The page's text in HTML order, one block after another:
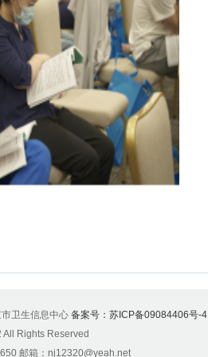
卫生信息中心 备案号：苏ICP备09084406号-4
Rights Reserved
邮箱：nj12320@yeah.net